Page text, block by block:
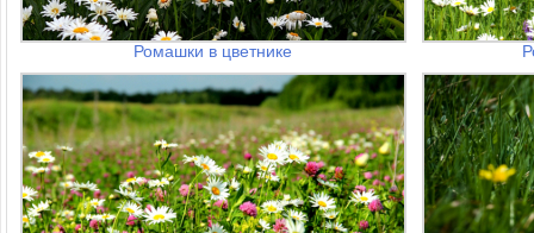
Ромашки в цветнике